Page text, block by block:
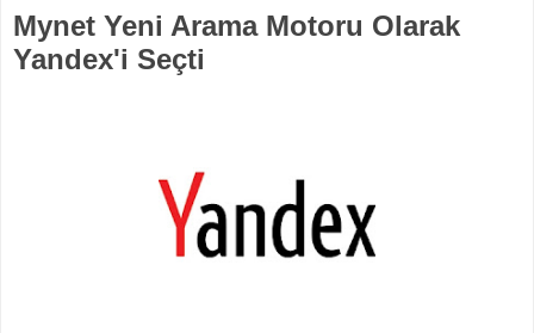
Mynet Yeni Arama Motoru Olarak
Yandex'i Seçti